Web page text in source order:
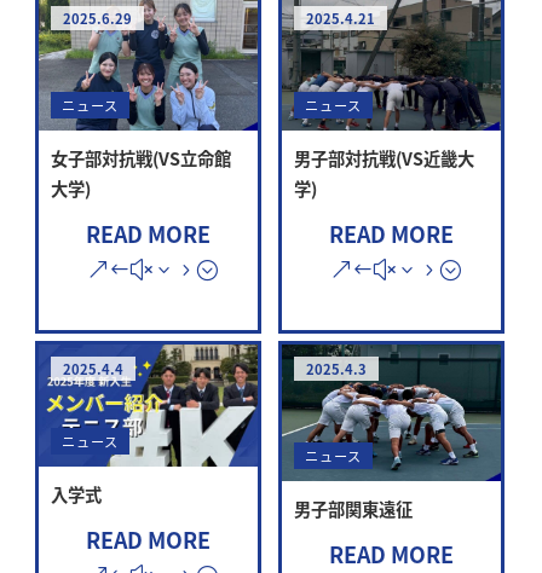
2025.6.29
ニュース
女子部対抗戦(VS立命館
大学)
READ MORE
2025.4.21
ニュース
男子部対抗戦(VS近畿大
学)
READ MORE
2025.4.4
ニュース
入学式
READ MORE
2025.4.3
ニュース
男子部関東遠征
READ MORE